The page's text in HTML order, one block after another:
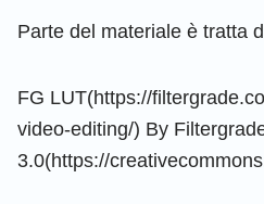
Parte del materiale è tratta
FG LUT(https://
video-editing/) By
3.0(https://